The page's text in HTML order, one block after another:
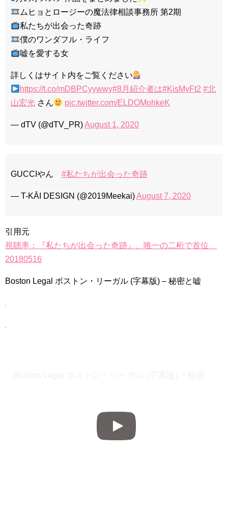
ムヒョとロージーの魔法律相談事務所 第2期
私たちが出会った奇跡
僕のワンダフル・ライフ
嘘を愛する女
詳しくはサイト内をご覧ください
https://t.co/mDBPCyywwy#8月紹介者は#KisMyFt2 #北
山宏光 さん pic.twitter.com/ELDOMohkeK
— dTV (@dTV_PR)August 1, 2020
GUCCIやん #私たちが出会った奇跡
— T-KĀI DESIGN (@2019Meekai)August 7, 2020
引用元
視聴率：『私たちが出会った奇跡』、唯一の二桁で首位
20180516
Boston Legal ボストン・リーガル (字幕版) – 秘密と嘘